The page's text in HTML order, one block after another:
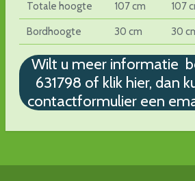
Totale hoogte 107 cm 107
Bordhoogte 30 cm 30
Wilt u meer informatie
631798 of klik hier, dan
contactformulier een